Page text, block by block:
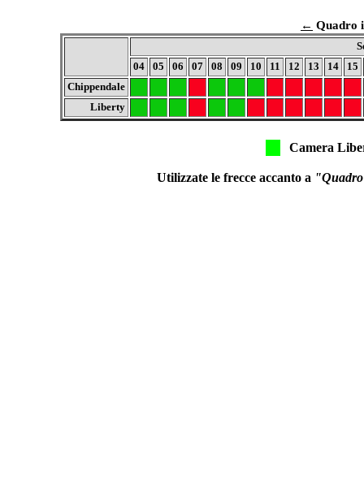
← Quadro
04
05 06 07 08 09 10 11 12 13 14
15
Chippendale
Liberty
Camera
Utilizzate le frecce accanto a